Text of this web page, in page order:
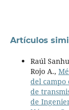
Artículos
Raúl
Rojo A.,
del campo
de
de